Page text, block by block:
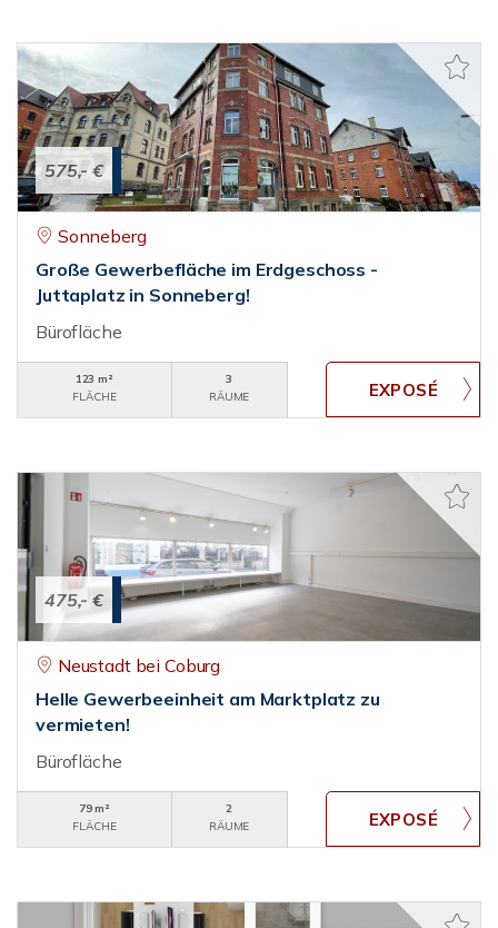
575,- €
Sonneberg
Große Gewerbefläche im Erdgeschoss -
Juttaplatz in Sonneberg!
Bürofläche
123 m²
FLÄCHE
3
RÄUME
475,- €
Neustadt bei Coburg
Helle Gewerbeeinheit am Marktplatz zu
vermieten!
Bürofläche
79 m²
FLÄCHE
2
RÄUME